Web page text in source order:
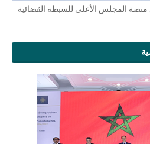
قضائي مع منصة المجلس الأعلى للسبطة القضائية